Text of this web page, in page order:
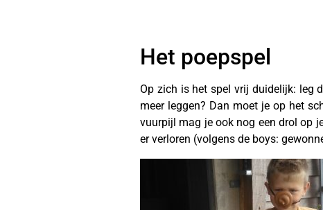
Het poepspel
Op zich is het spel vrij duidelijk: leg
meer leggen? Dan moet je op het
vuurpijl mag je ook nog een drol op
er verloren (volgens de boys: